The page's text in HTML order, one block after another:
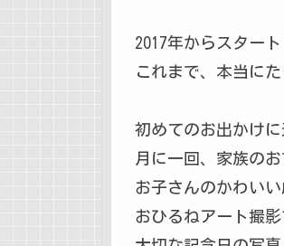
2017年からスター
これまで、本当に
初めてのお出かけに
月に一回、家族の
お子さんのかわい
おひるねアート撮